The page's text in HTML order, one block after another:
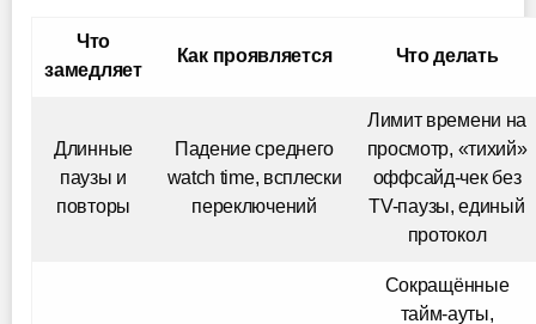
Что
замедляет
Как проявляется Что делать
Длинные
паузы и
повторы
Падение среднего
watch time, всплески
переключений
Лимит времени на
просмотр, «тихий»
оффсайд-чек без
TV-паузы, единый
протокол
Сокращённые
тайм-ауты,